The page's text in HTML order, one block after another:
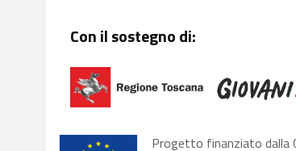
Con il sostegno di:
Progetto finanziato dalla